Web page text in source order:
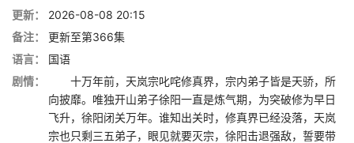
更新：
2026-08-08 20:15
备注：
更新至第366集
语言：
国语
剧情：
十万年前，天岚宗叱咤修真界，宗内弟子皆是天骄，所
向披靡。唯独开山弟子徐阳一直是炼气期，为突破修为早日
飞升，徐阳闭关万年。谁知出关时，修真界已经没落，天岚
宗也只剩三五弟子，眼见就要灭宗，徐阳击退强敌，誓要带